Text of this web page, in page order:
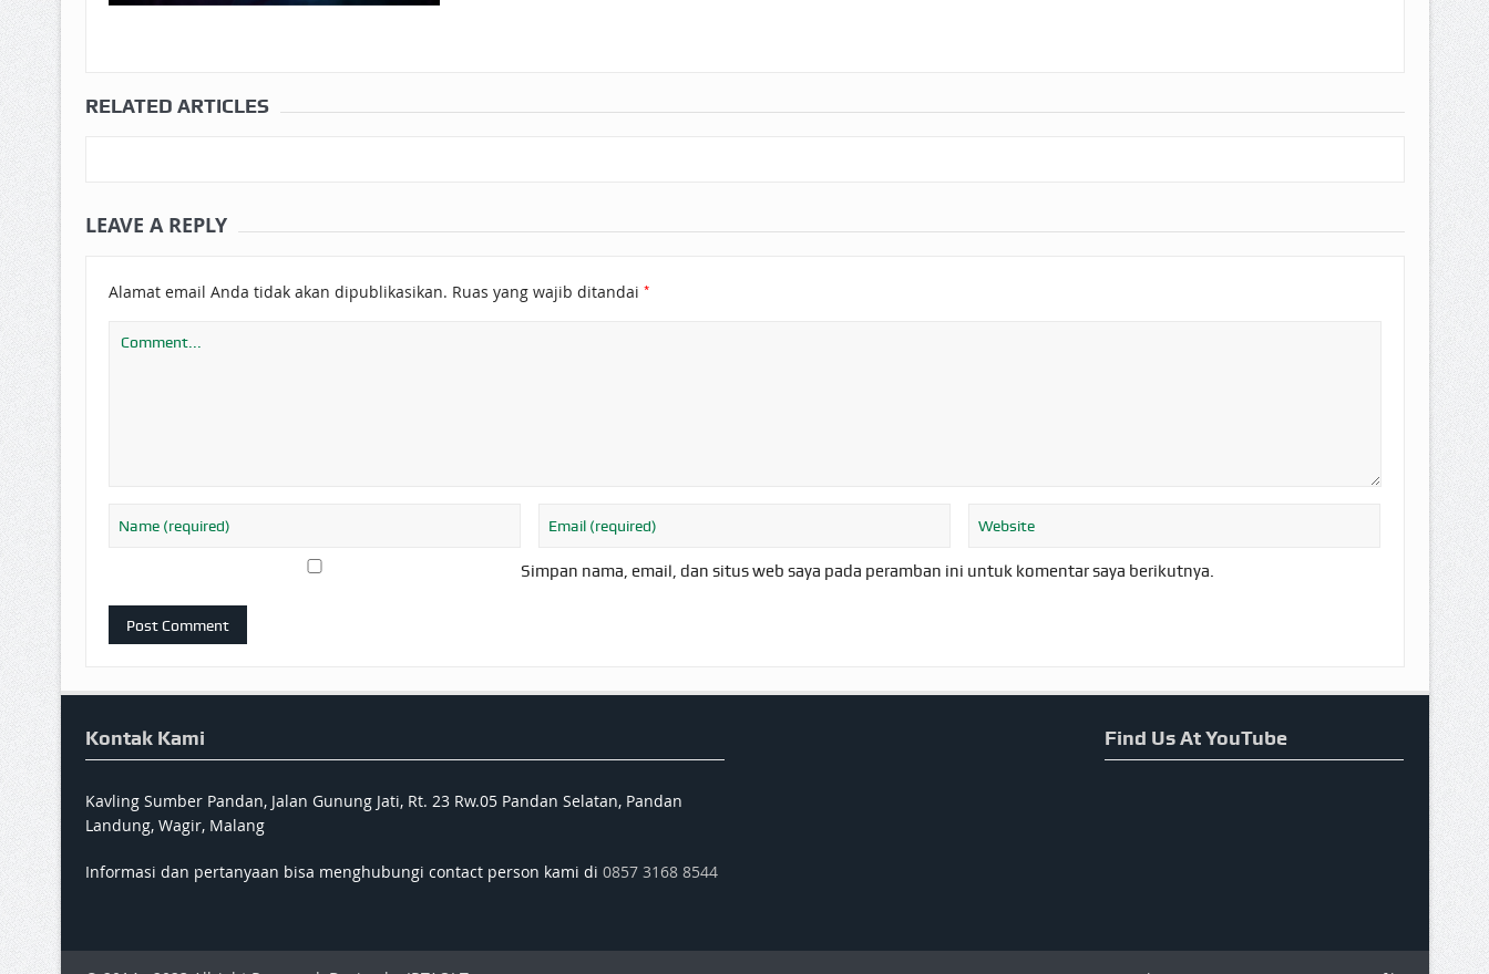
RELATED ARTICLES
LEAVE A REPLY
Alamat email Anda tidak akan dipublikasikan. Ruas yang wajib ditandai *
Simpan nama, email, dan situs web saya pada peramban ini untuk komentar saya berikutnya.
Kontak Kami
Kavling Sumber Pandan, Jalan Gunung Jati, Rt. 23 Rw.05 Pandan Selatan, Pandan
Landung, Wagir, Malang
Informasi dan pertanyaan bisa menghubungi contact person kami di 0857 3168 8544
Find Us At YouTube